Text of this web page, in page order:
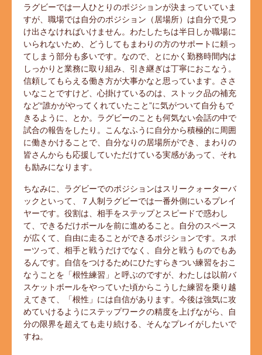
ラグビーでは一人ひとりのポジションが決まっていていま
すが、職場では自分のポジション（居場所）は自分で見つ
け出さなければいけません。わたしたちは半日しか職場に
いられないため、どうしてもまわりの方のサポートに頼っ
てしまう部分も多いです。なので、とにかく勤務時間内は
しっかりと業務に取り組み、引き継ぎは丁寧におこなう。
信頼してもらえる働き方が大事かなと思っています。ささ
いなことですけど、心掛けているのは、ストック品の補充
など“誰かがやってくれていたこと”に気がついて自分もで
きるように、とか。ラグビーのことも何気ない会話の中で
試合の報告をしたり。こんなふうに自分から積極的に周囲
に働きかけることで、自分なりの居場所ができ、まわりの
皆さんからも応援していただけている実感があって、それ
も励みになります。
ちなみに、ラグビーでのポジションはスリークォーターバ
ックといって、７人制ラグビーでは一番外側にいるプレイ
ヤーです。役割は、相手をステップとスピードで惑わし
て、できるだけボールを前に進めること。自分のスペース
が広くて、自由に走ることができるポジションです。スポ
ーツって、相手と戦うだけでなく、自分と戦うものでもあ
るんです。自信をつけるためにひたすらきつい練習をおこ
なうことを「根性練習」と呼ぶのですが、わたしは以前バ
スケットボールをやっていた頃からこうした練習を乗り越
えてきて、「根性」には自信があります。今後は強気に攻
めていけるようにステップワークの精度を上げながら、自
分の限界を超えても走り続ける、そんなプレイがしたいで
すね。